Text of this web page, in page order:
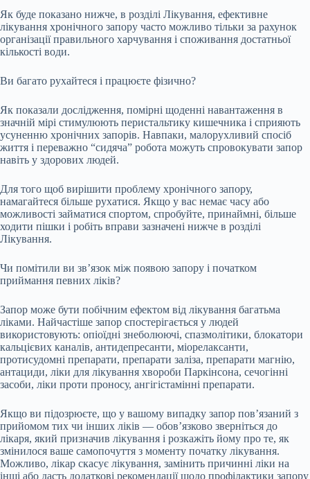
Як буде показано нижче, в розділі Лікування, ефективне
лікування хронічного запору часто можливо тільки за рахунок
організації правильного харчування і споживання достатньої
кількості води.
Ви багато рухайтеся і працюєте фізично?
Як показали дослідження, помірні щоденні навантаження в
значній мірі стимулюють перистальтику кишечника і сприяють
усуненню хронічних запорів. Навпаки, малорухливий спосіб
життя і переважно “сидяча” робота можуть спровокувати запор
навіть у здорових людей.
Для того щоб вирішити проблему хронічного запору,
намагайтеся більше рухатися. Якщо у вас немає часу або
можливості займатися спортом, спробуйте, принаймні, більше
ходити пішки і робіть вправи зазначені нижче в розділі
Лікування.
Чи помітили ви зв’язок між появою запору і початком
приймання певних ліків?
Запор може бути побічним ефектом від лікування багатьма
ліками. Найчастіше запор спостерігається у людей
використовують: опіоїдні знеболюючі, спазмолітики, блокатори
кальцієвих каналів, антидепресанти, міорелаксанти,
протисудомні препарати, препарати заліза, препарати магнію,
антациди, ліки для лікування хвороби Паркінсона, сечогінні
засоби, ліки проти проносу, ангігістамінні препарати.
Якщо ви підозрюєте, що у вашому випадку запор пов’язаний з
прийомом тих чи інших ліків — обов’язково зверніться до
лікаря, який призначив лікування і розкажіть йому про те, як
змінилося ваше самопочуття з моменту початку лікування.
Можливо, лікар скасує лікування, замінить причинні ліки на
інші або дасть додаткові рекомендації щодо профілактики запору